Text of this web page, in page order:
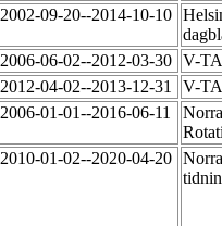
2002-09-20--2014-10-10
2006-06-02--2012-03-30 V-
2012-04-02--2013-12-31
V-
2006-01-01--2016-06-11
2010-01-02--2020-04-20